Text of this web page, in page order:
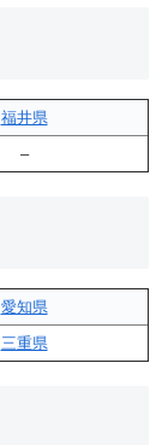
福井県
–
愛知県
三重県